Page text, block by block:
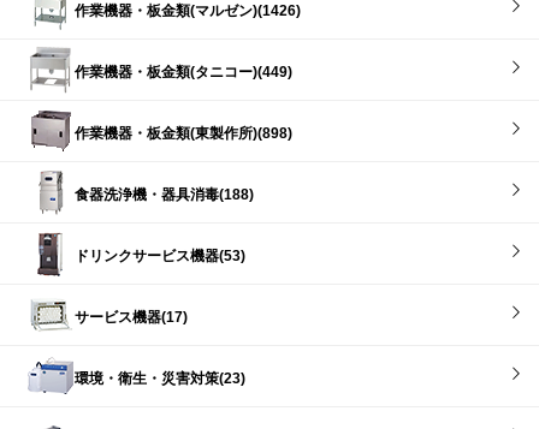
作業機器・板金類(マルゼン)(1426)
作業機器・板金類(タニコー)(449)
作業機器・板金類(東製作所)(898)
食器洗浄機・器具消毒(188)
ドリンクサービス機器(53)
サービス機器(17)
環境・衛生・災害対策(23)